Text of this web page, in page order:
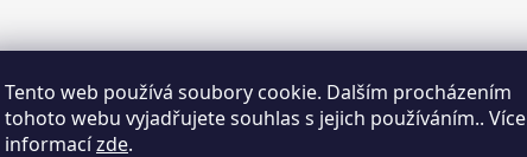
Tento web používá soubory cookie. Dalším procházením
tohoto webu vyjadřujete souhlas s jejich používáním.. Více
informacízde.